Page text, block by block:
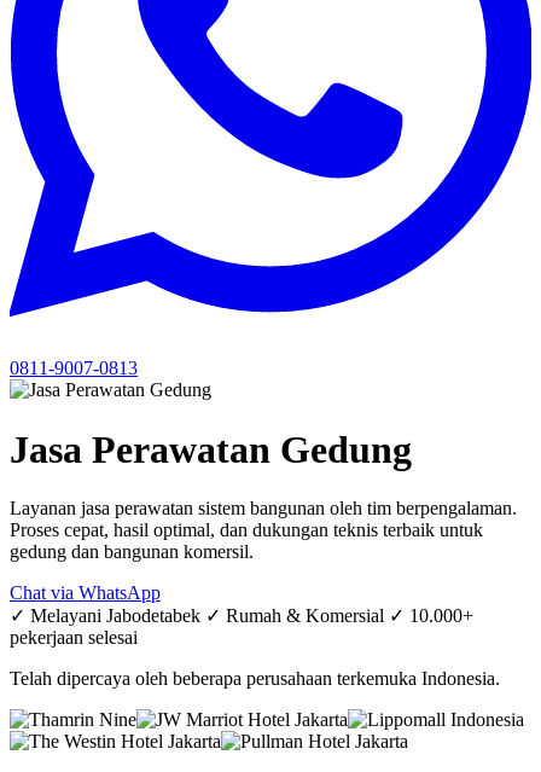
0811-9007-0813
Jasa Perawatan Gedung
Layanan jasa perawatan sistem bangunan oleh tim berpengalaman.
Proses cepat, hasil optimal, dan dukungan teknis terbaik untuk
gedung dan bangunan komersil.
Chat via WhatsApp
✓ Melayani Jabodetabek ✓ Rumah & Komersial ✓ 10.000+
pekerjaan selesai
Telah dipercaya oleh beberapa perusahaan terkemuka Indonesia.